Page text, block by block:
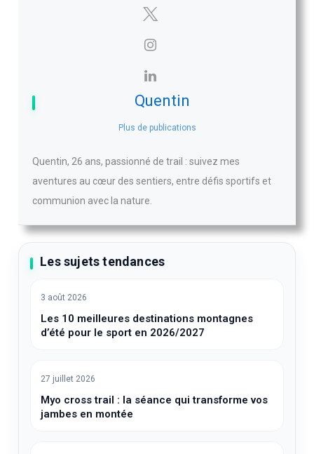
Quentin
Plus de publications
Quentin, 26 ans, passionné de trail : suivez mes
aventures au cœur des sentiers, entre défis sportifs et
communion avec la nature.
Les sujets tendances
3 août 2026
Les 10 meilleures destinations montagnes
d’été pour le sport en 2026/2027
27 juillet 2026
Myo cross trail : la séance qui transforme vos
jambes en montée